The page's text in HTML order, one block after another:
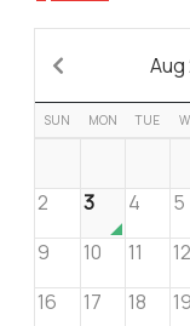
Aug
SUN MON TUE
2
3 4 5
9
10 11 12
16
17 18 19